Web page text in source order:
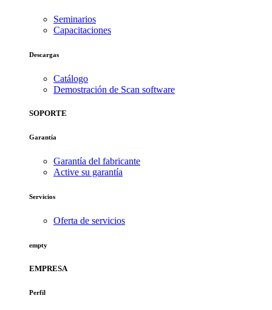
Seminarios
Capacitaciones
Descargas
Catálogo
Demostración de Scan software
SOPORTE
Garantía
Garantía del fabricante
Active su garantía
Servicios
Oferta de servicios
empty
EMPRESA
Perfil